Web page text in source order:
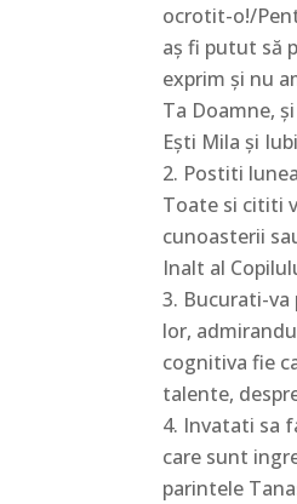
ocrotit-o!/
aş fi putut să
exprim şi nu
Ta Doamne,
Eşti Mila şi
Postiti
Toate si cititi
cunoasterii
Inalt al
Bucurati-
lor,
cognitiva fie
talente,
Invatati sa
care sunt
parintele